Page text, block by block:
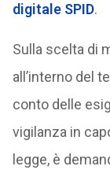
digitale SPID.
Sulla scelta di
all’interno del
conto delle
vigilanza in
legge, è